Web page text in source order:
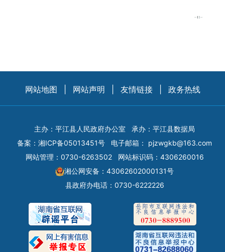
网站地图 网站声明 友情链接 政务热线
主办：平江县人民政府办公室
承办：平江县数据局
备案： 湘ICP备05013451号 电子邮箱： pjzwgkb@163.com
网站管理：0730-6263502
网站标识码：4306260016
湘公网安备：43062602000131号
县政府办电话：0730-6222226